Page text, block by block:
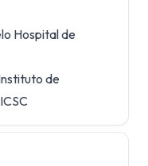
Hospital de
de